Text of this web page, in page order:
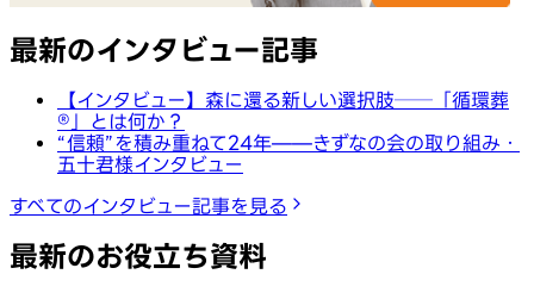
最新のインタビュー記事
【インタビュー】森に還る新しい選択肢──「循環葬
®︎」とは何か？
“信頼”を積み重ねて24年——きずなの会の取り組み・
五十君様インタビュー
すべてのインタビュー記事を見る
最新のお役立ち資料